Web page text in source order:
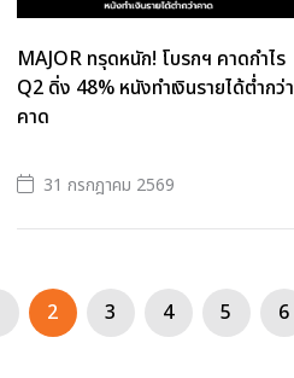
MAJOR ทรุดหนัก! โบรกฯ คาดกำไร
Q2 ดิ่ง 48% หนังทำเงินรายได้ต่ำกว่า
คาด
31 กรกฎาคม 2569
2 3 4 5 6